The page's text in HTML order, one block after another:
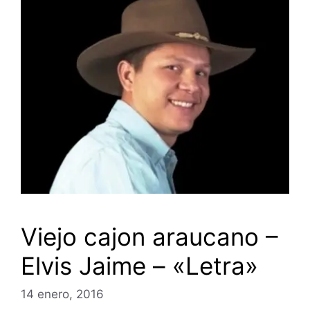
Viejo cajon araucano –
Elvis Jaime – «Letra»
14 enero, 2016